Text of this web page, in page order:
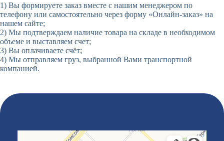
1) Вы формируете заказ вместе с нашим менеджером по
телефону или самостоятельно через форму «Онлайн-заказ» на
нашем сайте;
2) Мы подтверждаем наличие товара на складе в необходимом
объеме и выставляем счет;
3) Вы оплачиваете счёт;
4) Мы отправляем груз, выбранной Вами транспортной
компанией.